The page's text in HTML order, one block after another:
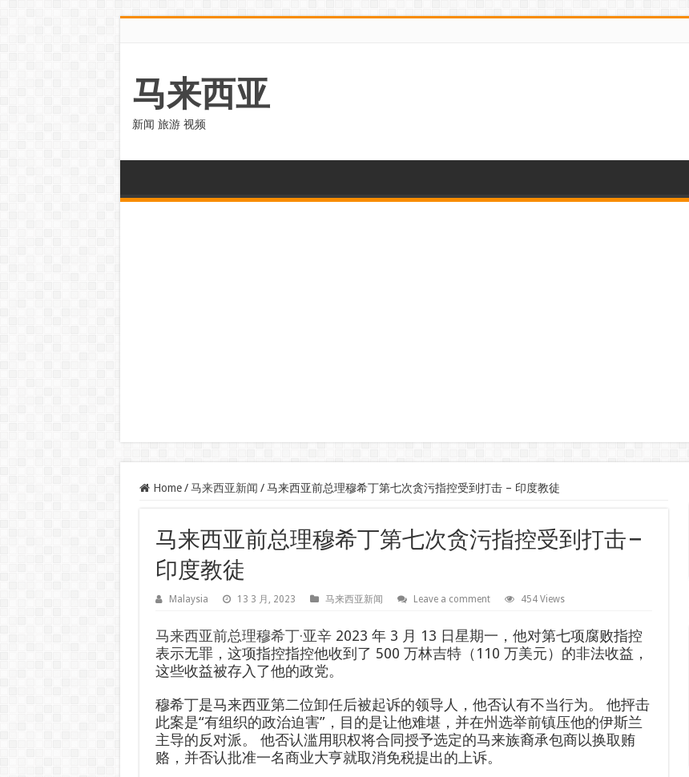
马来西亚
新闻 旅游 视频
Home / 马来西亚新闻 / 马来西亚前总理穆希丁第七次贪污指控受到打击 – 印度教徒
马来西亚前总理穆希丁第七次贪污指控受到打击 –
印度教徒
Malaysia 13 3 月, 2023 马来西亚新闻 Leave a comment 454 Views
马来西亚前总理穆希丁·亚辛2023 年 3 月 13 日星期一，他对第七项腐败指控
表示无罪，这项指控指控他收到了 500 万林吉特（110 万美元）的非法收益，
这些收益被存入了他的政党。
穆希丁是马来西亚第二位卸任后被起诉的领导人，他否认有不当行为。 他抨击
此案是“有组织的政治迫害”，目的是让他难堪，并在州选举前镇压他的伊斯兰
主导的反对派。 他否认滥用职权将合同授予选定的马来族裔承包商以换取贿
赂，并否认批准一名商业大亨就取消免税提出的上诉。